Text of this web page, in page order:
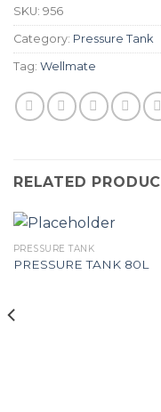
SKU: 956
Category: Pressure Tank
Tag: Wellmate
RELATED
PRESSURE TANK
PRESSURE TANK 80L